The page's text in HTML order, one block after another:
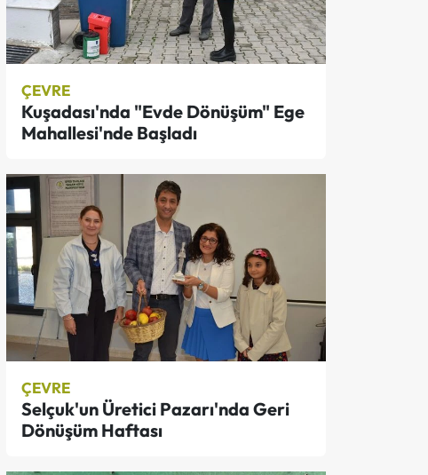
ÇEVRE
Kuşadası'nda "Evde Dönüşüm" Ege
Mahallesi'nde Başladı
ÇEVRE
Selçuk'un Üretici Pazarı'nda Geri
Dönüşüm Haftası